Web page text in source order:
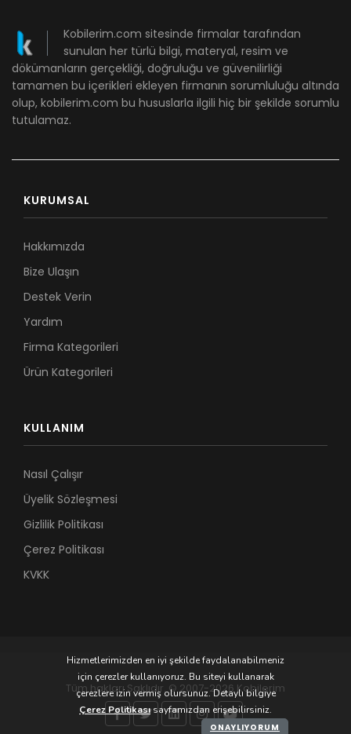
Kobilerim.com sitesinde firmalar tarafından
sunulan her türlü bilgi, materyal, resim ve
dökümanların gerçekliği, doğruluğu ve güvenilirliği
tamamen bu içerikleri ekleyen firmanın sorumluluğu altında
olup, kobilerim.com bu hususlarla ilgili hiç bir şekilde sorumlu
tutulamaz.
KURUMSAL
Hakkımızda
Bize Ulaşın
Destek Verin
Yardım
Firma Kategorileri
Ürün Kategorileri
KULLANIM
Nasıl Çalışır
Üyelik Sözleşmesi
Gizlilik Politikası
Çerez Politikası
KVKK
Tüm hakları Saklıdır. © 2007-2026 Kobilerim
Hizmetlerimizden en iyi şekilde faydalanabilmeniz
için çerezler kullanıyoruz. Bu siteyi kullanarak
çerezlere izin vermiş olursunuz. Detaylı bilgiye
Çerez Politikasısayfamızdan erişebilirsiniz.
ONAYLIYORUM